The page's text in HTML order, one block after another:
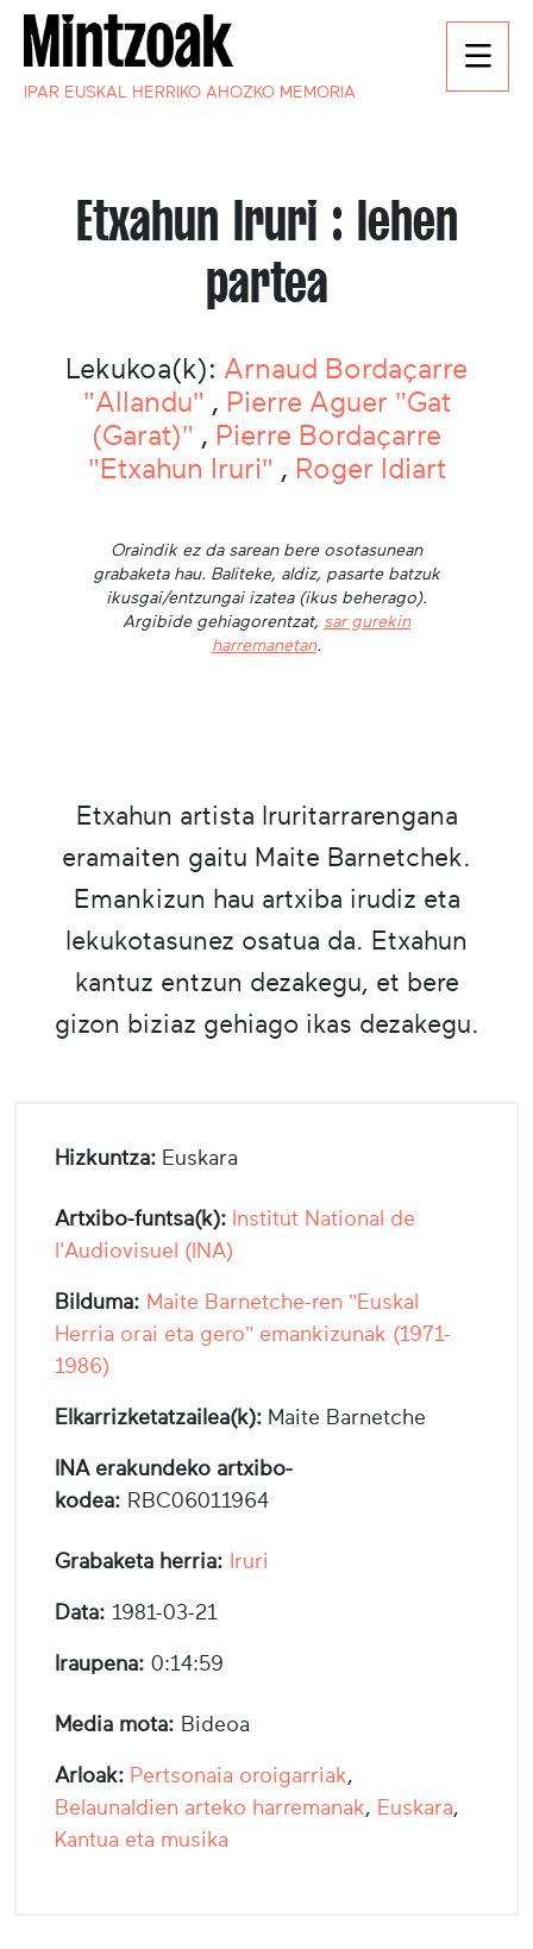
IPAR EUSKAL HERRIKO AHOZKO MEMORIA
Etxahun Iruri : lehen
partea
Lekukoa(k): Arnaud Bordaçarre
"Allandu" , Pierre Aguer "Gat
(Garat)" , Pierre Bordaçarre
"Etxahun Iruri" , Roger Idiart
Oraindik ez da sarean bere osotasunean
grabaketa hau. Baliteke, aldiz, pasarte batzuk
ikusgai/entzungai izatea (ikus beherago).
Argibide gehiagorentzat, sar gurekin
harremanetan.
Etxahun artista Iruritarrarengana
eramaiten gaitu Maite Barnetchek.
Emankizun hau artxiba irudiz eta
lekukotasunez osatua da. Etxahun
kantuz entzun dezakegu, et bere
gizon biziaz gehiago ikas dezakegu.
Hizkuntza: Euskara
Artxibo-funtsa(k): Institut National de
l'Audiovisuel (INA)
Bilduma: Maite Barnetche-ren "Euskal
Herria orai eta gero" emankizunak (1971-
1986)
Elkarrizketatzailea(k): Maite Barnetche
INA erakundeko artxibo-
kodea: RBC06011964
Grabaketa herria: Iruri
Data: 1981-03-21
Iraupena: 0:14:59
Media mota: Bideoa
Arloak: Pertsonaia oroigarriak,
Belaunaldien arteko harremanak, Euskara,
Kantua eta musika